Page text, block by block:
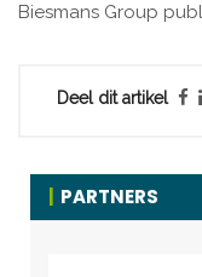
Biesmans Group
Deel dit artikel
PARTNERS